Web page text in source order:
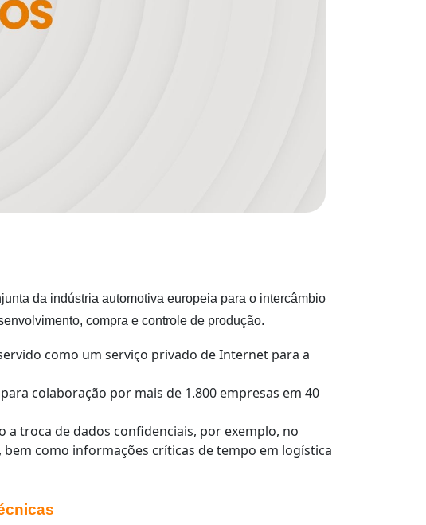
da indústria automotiva europeia para o intercâmbio
compra e controle de produção.
como um serviço privado de Internet para a
colaboração por mais de 1.800 empresas em 40
a troca de dados confidenciais, por exemplo, no
como informações críticas de tempo em logística